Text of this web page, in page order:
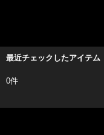
最近チェックしたアイテム
0件